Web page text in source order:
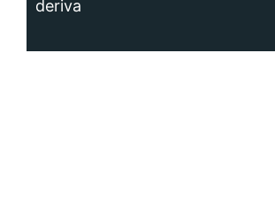
deriva